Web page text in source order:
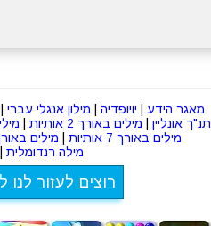
מאגר הידע יויופדיה מילון אנגלי עברי
תנ"ך אונליין
מילים באורך 2 אותיות
מילים באורך 7 אותיות
מילים באורך 8
מילה רנדומלית
רוצים לעזור